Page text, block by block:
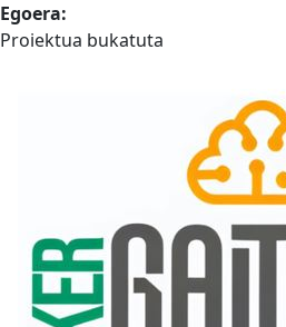
Egoera:
Proiektua bukatuta